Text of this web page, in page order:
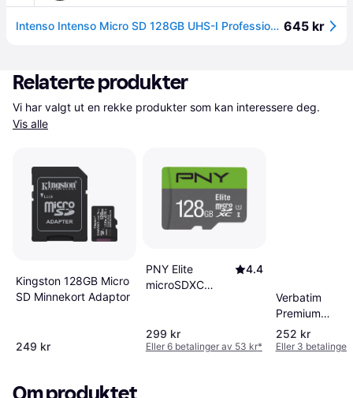
Intenso Intenso Micro SD 128GB UHS-I Professional 4034303030095 645 kr
Relaterte produkter
Vis alle
Kingston 128GB Micro
SD Minnekort Adaptor
249 kr
PNY Elite
microSDXC
100MB/s 128GB
+Adapter
4.4
299 kr
Eller 6 betalinger av 53 kr*
Verbatim
Premium
MicroSDXC
I U1 V10
252 kr
Eller 3 betalinger